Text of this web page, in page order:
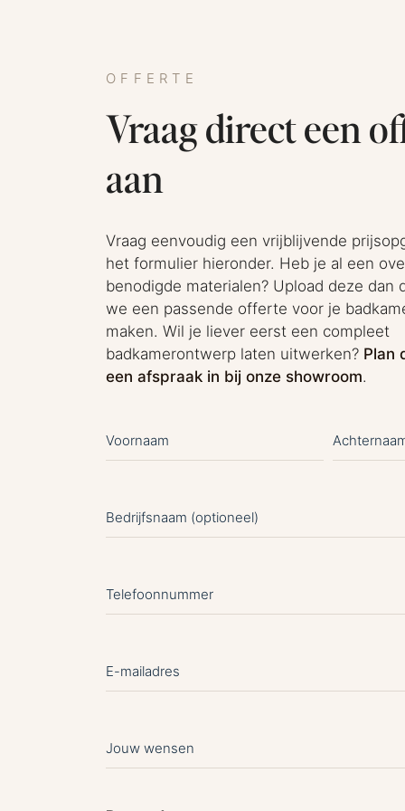
OFFERTE
Vraag direct een
aan
Vraag eenvoudig een vrijblijvende
het formulier hieronder. Heb je al een
benodigde materialen? Upload deze dan
we een passende offerte voor je
maken. Wil je liever eerst een compleet
badkamerontwerp laten uitwerken? Plan
een afspraak in bij onze showroom.
Bedrijfsnaam
Telefoonnummer
mailadres
wensen